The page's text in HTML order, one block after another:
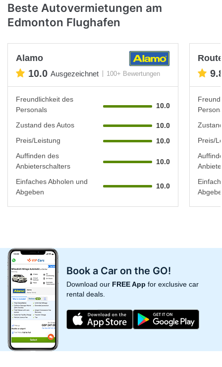
Beste Autovermietungen am
Edmonton Flughafen
Alamo
10.0 Ausgezeichnet 100+ Bewertungen
Freundlichkeit des
Personals
10.0
Zustand des Autos
10.0
Preis/Leistung
10.0
Auffinden des
Anbieterschalters
10.0
Einfaches Abholen und
Abgeben
10.0
Preis/
Book a Car on the GO!
Download our FREE App for exclusive car
rental deals.